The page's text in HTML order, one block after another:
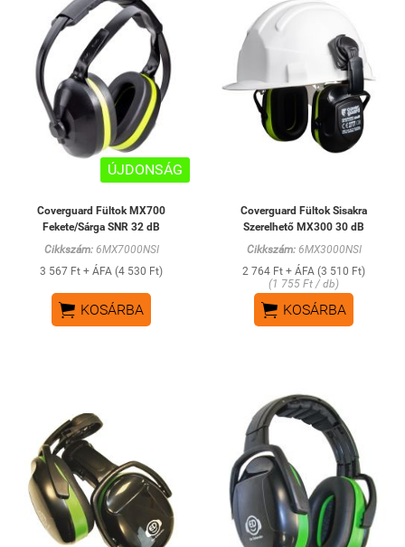
ÚJDONSÁG
Coverguard Fültok MX700
Fekete/Sárga SNR 32 dB
Cikkszám:6MX7000NSI
3 567 Ft + ÁFA (4 530 Ft)
 KOSÁRBA
Coverguard Fültok Sisakra
Szerelhető MX300 30 dB
Cikkszám:6MX3000NSI
2 764 Ft + ÁFA (3 510 Ft)
(1 755 Ft / db)
 KOSÁRBA